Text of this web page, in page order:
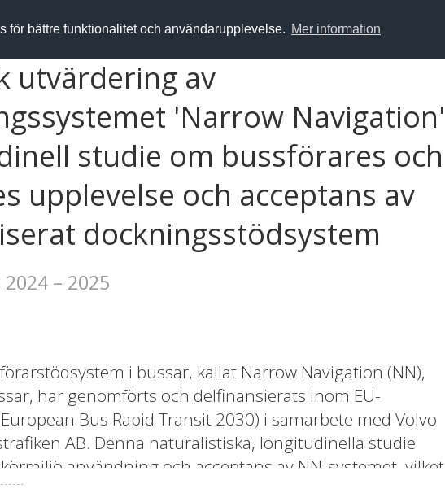
för bättre funktionalitet och användarupplevelse. Mer information
utvärdering av
'Narrow Navigation'
studie om bussförares och
upplevelse och acceptans av
dockningsstödsystem
– 2025
i bussar, kallat Narrow Navigation (NN),
har genomförts och delfinansierats inom EU-
Bus Rapid Transit 2030) i samarbete med Volvo
AB. Denna naturalistiska, longitudinella studie
användning och acceptans av NN-systemet, vilket
dockningsprocessen, en uppgift som ofta beskrivs som